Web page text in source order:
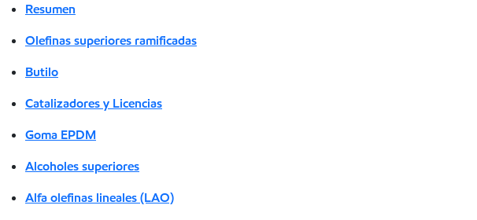
Resumen
Olefinas superiores ramificadas
Butilo
Catalizadores y Licencias
Goma EPDM
Alcoholes superiores
Alfa olefinas lineales (LAO)